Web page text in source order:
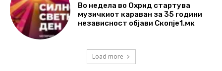
Во недела во Охрид стартува
музичкиот караван за 35 години
независност објави Скопје1.мк
Load more